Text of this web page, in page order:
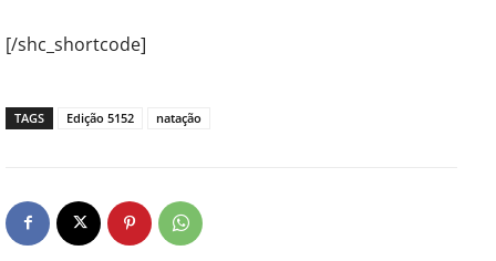
[/shc_shortcode]
TAGS Edição 5152 natação